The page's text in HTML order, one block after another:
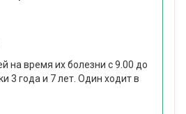
на время их болезни с 9.00 до
3 года и 7 лет. Один ходит в